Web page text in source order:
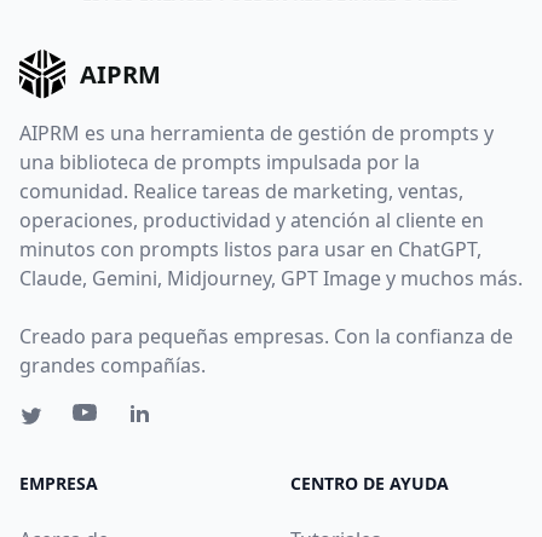
AIPRM
AIPRM es una herramienta de gestión de prompts y
una biblioteca de prompts impulsada por la
comunidad. Realice tareas de marketing, ventas,
operaciones, productividad y atención al cliente en
minutos con prompts listos para usar en ChatGPT,
Claude, Gemini, Midjourney, GPT Image y muchos más.
Creado para pequeñas empresas. Con la confianza de
grandes compañías.
EMPRESA CENTRO DE AYUDA